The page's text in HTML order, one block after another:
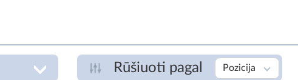
Rūšiuoti pagal Pozicija